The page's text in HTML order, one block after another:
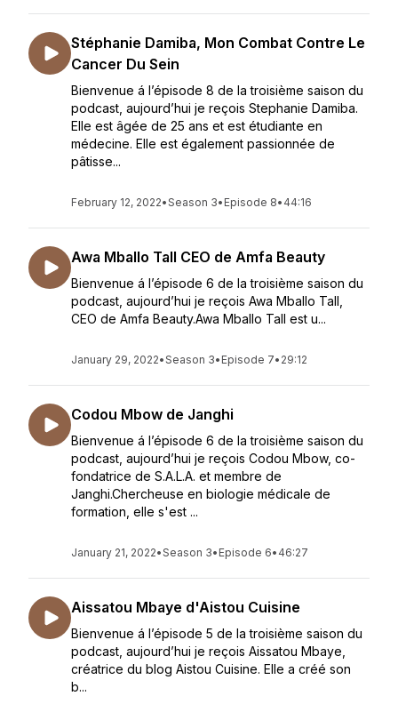
Stéphanie Damiba, Mon Combat Contre Le
Cancer Du Sein
Bienvenue á l’épisode 8 de la troisième saison du
podcast, aujourd’hui je reçois Stephanie Damiba.
Elle est âgée de 25 ans et est étudiante en
médecine. Elle est également passionnée de
pâtisse...
February 12, 2022•Season 3• Episode 8• 44:16
Awa Mballo Tall CEO de Amfa Beauty
Bienvenue á l’épisode 6 de la troisième saison du
podcast, aujourd’hui je reçois Awa Mballo Tall,
CEO de Amfa Beauty.Awa Mballo Tall est u...
January 29, 2022•Season 3• Episode 7• 29:12
Codou Mbow de Janghi
Bienvenue á l’épisode 6 de la troisième saison du
podcast, aujourd’hui je reçois Codou Mbow, co-
fondatrice de S.A.L.A. et membre de
Janghi.Chercheuse en biologie médicale de
formation, elle s'est ...
January 21, 2022•Season 3• Episode 6• 46:27
Aissatou Mbaye d'Aistou Cuisine
Bienvenue á l’épisode 5 de la troisième saison du
podcast, aujourd’hui je reçois Aissatou Mbaye,
créatrice du blog Aistou Cuisine. Elle a créé son
b...